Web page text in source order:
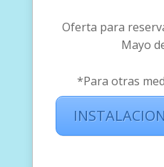
Oferta para
Mayo
*Para otras